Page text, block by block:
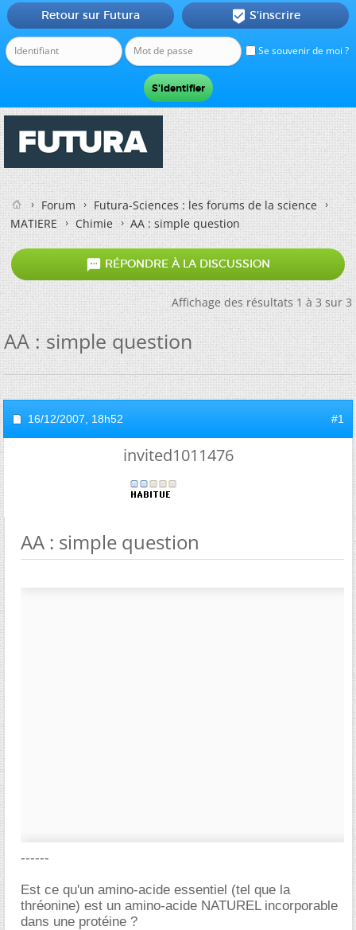
Se souvenir de moi ?
Retour sur Futura  S'inscrire
Forum
Futura-Sciences : les forums de la science
MATIERE
Chimie AA : simple question
 RÉPONDRE À LA DISCUSSION
Affichage des résultats 1 à 3 sur 3
AA : simple question
16/12/2007, 18h52 #1
invited1011476
AA : simple question
------
Est ce qu'un amino-acide essentiel (tel que la
thréonine) est un amino-acide NATUREL incorporable
dans une protéine ?